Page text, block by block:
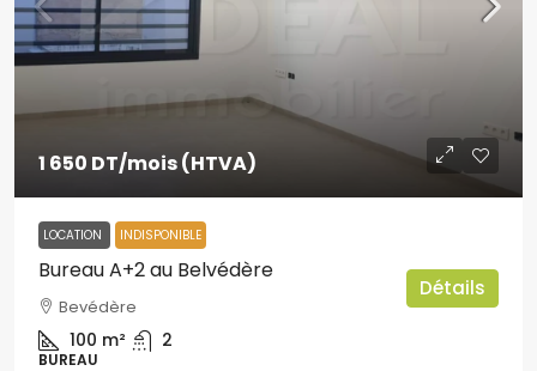
1 650 DT/mois (HTVA)
LOCATION INDISPONIBLE
Bureau A+2 au Belvédère
Bevédère
100 m² 2
BUREAU
Détails